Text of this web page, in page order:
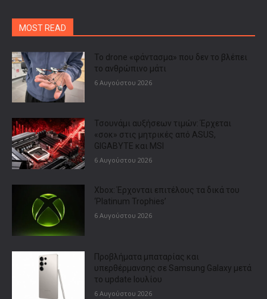
MOST READ
Το drone «φάντασμα» που δεν το βλέπει
το ανθρώπινο μάτι
6 Αυγούστου 2026
Τσουνάμι αυξήσεων τιμών: Έρχεται
«σοκ» στις μητρικές από ASUS,
GIGABYTE και MSI
6 Αυγούστου 2026
Xbox: Έρχονται επιτέλους τα δικά του
‘Platinum Trophies’
6 Αυγούστου 2026
Προβλήματα μπαταρίας και
υπερθέρμανσης σε Samsung Galaxy μετά
το update Ιουλίου
6 Αυγούστου 2026